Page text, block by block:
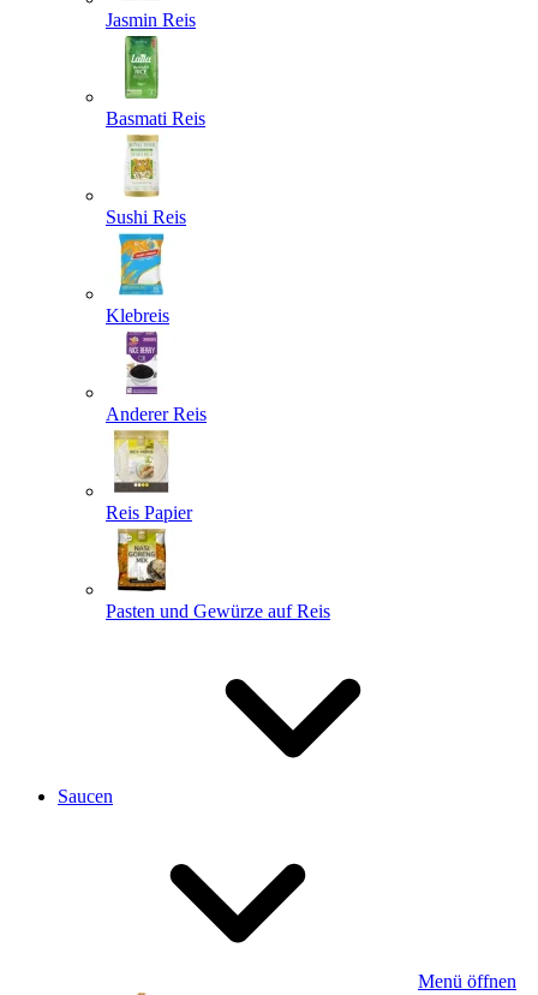
Jasmin Reis
Basmati Reis
Sushi Reis
Klebreis
Anderer Reis
Reis Papier
Pasten und Gewürze auf Reis
Saucen
Menü öffnen